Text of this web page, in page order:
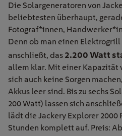
Die Solargeneratoren von
beliebtesten überhaupt,
Fotograf*innen,
Denn ob man einen
anschließt, das 2.200 Watt
allem klar. Mit einer Kapazität
sich auch keine Sorgen
Akkus leer sind. Bis zu sechs
200 Watt) lassen sich
lädt die Jackery Explorer 2000
Stunden komplett auf. Preis: Ab